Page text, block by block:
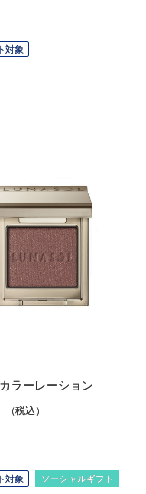
対象
ラーレーション
（税込）
対象 ソーシャルギフト